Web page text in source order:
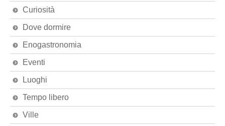
Curiosità
Dove dormire
Enogastronomia
Eventi
Luoghi
Tempo libero
Ville